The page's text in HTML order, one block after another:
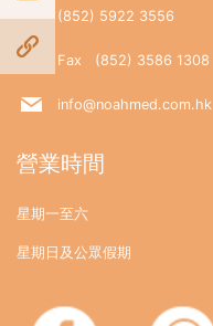
(852) 5922 3556
Fax (852) 3586 1308
info@noahmed.com.hk
營業時間
星期一至六
星期日及公眾假期